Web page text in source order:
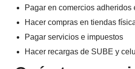
Pagar en comercios
Hacer compras en tiendas
Pagar servicios e impuestos
Hacer recargas de SUBE y